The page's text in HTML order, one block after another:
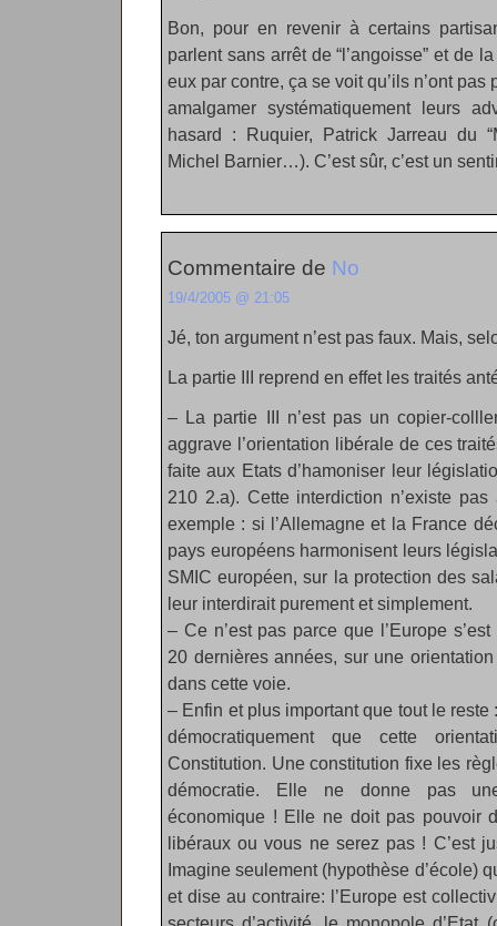
Bon, pour en revenir à certains
parlent sans arrêt de “l’angoisse” et de
eux par contre, ça se voit qu’ils n’ont
amalgamer systématiquement leurs
hasard : Ruquier, Patrick Jarreau du
Michel Barnier…). C’est sûr, c’est un
Commentaire de No
19/4/2005 @ 21:05
Jé, ton argument n’est pas faux. Mais,
La partie III reprend en effet les traités
– La partie III n’est pas un copier-
aggrave l’orientation libérale de ces
faite aux Etats d’hamoniser leur
210 2.a). Cette interdiction n’existe
exemple : si l’Allemagne et la France
pays européens harmonisent leurs
SMIC européen, sur la protection des
leur interdirait purement et simplement.
– Ce n’est pas parce que l’Europe
20 dernières années, sur une
dans cette voie.
– Enfin et plus important que tout le
démocratiquement que cette
Constitution. Une constitution fixe les
démocratie. Elle ne donne pas
économique ! Elle ne doit pas pouvoir
libéraux ou vous ne serez pas ! C’est
Imagine seulement (hypothèse d’école)
et dise au contraire: l’Europe est